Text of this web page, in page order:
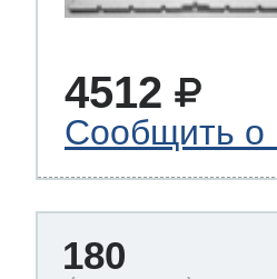
4512
Сообщить о
180